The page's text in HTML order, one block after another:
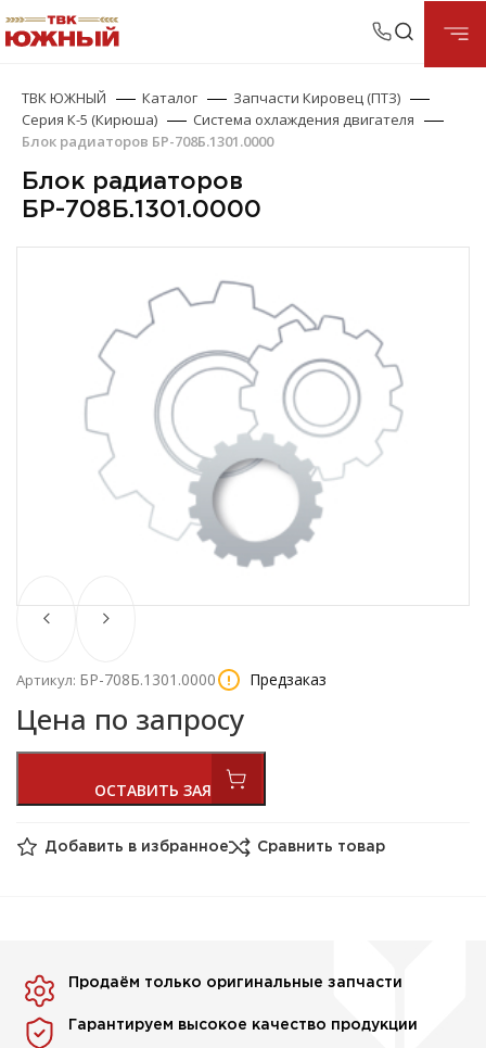
ТВК ЮЖНЫЙ Каталог
Запчасти Кировец (ПТЗ)
Серия К-5 (Кирюша)
Система охлаждения двигателя
Блок радиаторов БР-708Б.1301.0000
Блок радиаторов
БР-708Б.1301.0000
Артикул: БР-708Б.1301.0000 Предзаказ
Цена по запросу
Добавить в избранное Сравнить товар
Продаём только оригинальные запчасти
Гарантируем высокое качество продукции